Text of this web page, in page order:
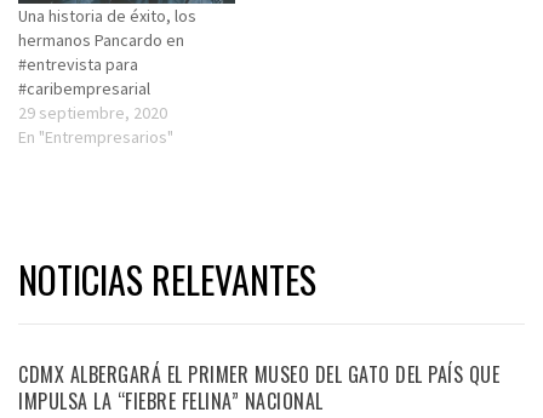
Una historia de éxito, los
hermanos Pancardo en
#entrevista para
#caribempresarial
29 septiembre, 2020
En "Entrempresarios"
NOTICIAS RELEVANTES
CDMX ALBERGARÁ EL PRIMER MUSEO DEL GATO DEL PAÍS QUE
IMPULSA LA “FIEBRE FELINA” NACIONAL